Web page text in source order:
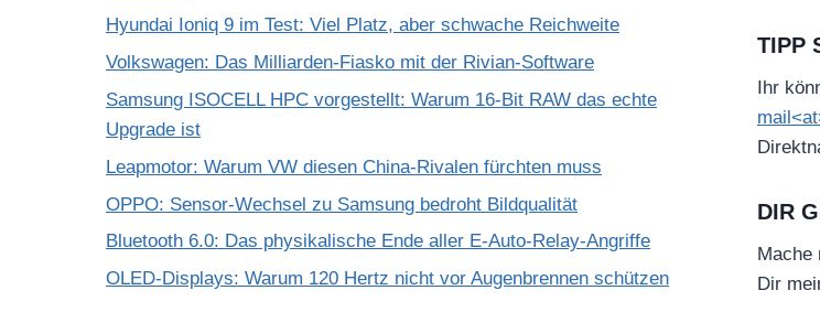
Hyundai Ioniq 9 im Test: Viel Platz, aber schwache Reichweite
Volkswagen: Das Milliarden-Fiasko mit der Rivian-Software
Samsung ISOCELL HPC vorgestellt: Warum 16-Bit RAW das echte
Upgrade ist
Leapmotor: Warum VW diesen China-Rivalen fürchten muss
OPPO: Sensor-Wechsel zu Samsung bedroht Bildqualität
Bluetooth 6.0: Das physikalische Ende aller E-Auto-Relay-Angriffe
OLED-Displays: Warum 120 Hertz nicht vor Augenbrennen schützen
TIPP
Ihr
DIR
Mache
Dir